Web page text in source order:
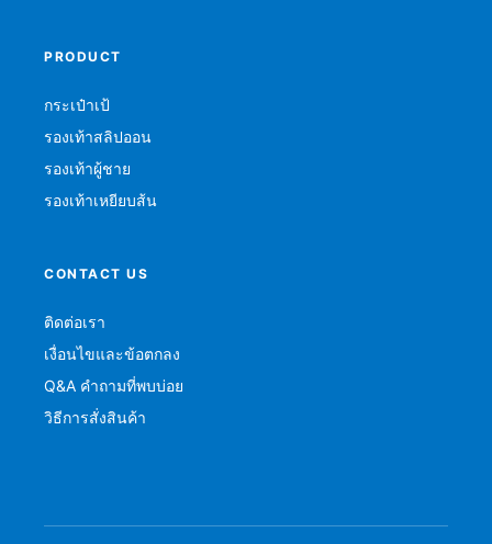
PRODUCT
กระเป๋าเป้
รองเท้าสลิปออน
รองเท้าผู้ชาย
รองเท้าเหยียบส้น
CONTACT US
ติดต่อเรา
เงื่อนไขและข้อตกลง
Q&A คำถามที่พบบ่อย
วิธีการสั่งสินค้า